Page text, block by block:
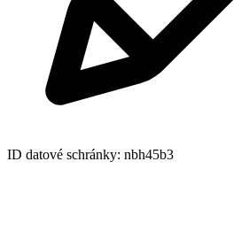
ID datové schránky: nbh45b3